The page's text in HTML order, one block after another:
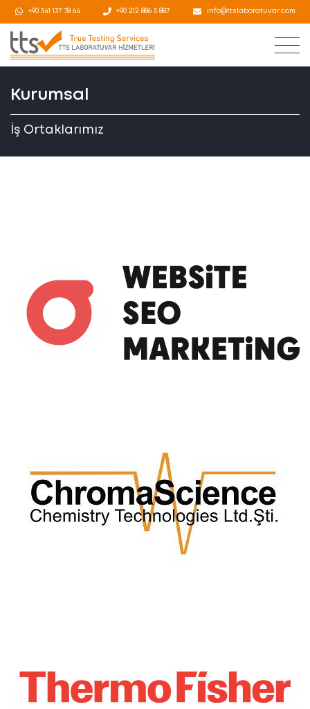
+90 541 137 78 64 +90 212 886 5 887 info@ttslaboratuvar.com
Kurumsal
İş Ortaklarımız